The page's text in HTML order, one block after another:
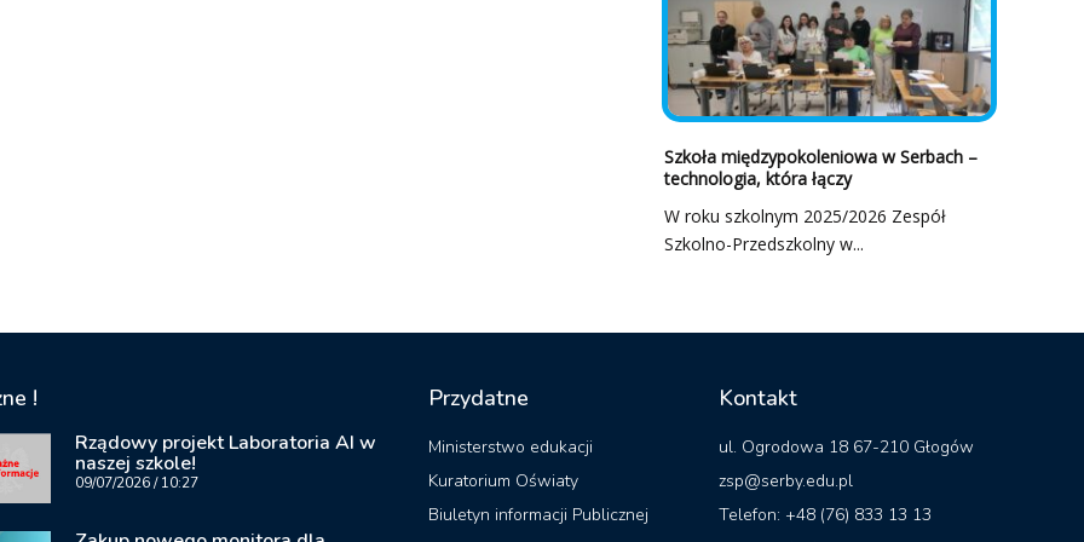
Szkoła międzypokoleniowa w Serbach –
technologia, która łączy
W roku szkolnym 2025/2026 Zespół
Szkolno-Przedszkolny w...
!
Rządowy projekt Laboratoria AI w
naszej szkole!
09/07/202610:27
Przydatne
Ministerstwo edukacji
Kuratorium Oświaty
Biuletyn informacji Publicznej
Kontakt
ul. Ogrodowa 18 67-210 Głogów
zsp@serby.edu.pl
Telefon: +48 (76) 833 13 13